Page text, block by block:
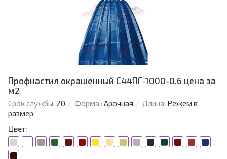
Профнастил окрашенный С44ПГ-1000-0.6 цена за
м2
Срок службы: 20 Форма : Арочная Длина: Режем в
размер
Цвет: